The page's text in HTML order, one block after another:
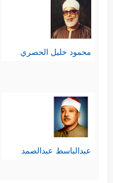
محمود خليل الحصري
عبدالباسط عبدالصمد